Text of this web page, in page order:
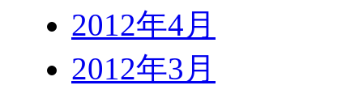
2012年4月
2012年3月